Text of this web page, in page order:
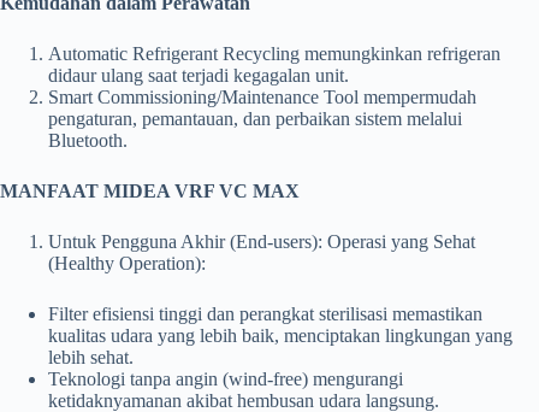
Automatic Refrigerant Recycling memungkinkan refrigeran
didaur ulang saat terjadi kegagalan unit.
Smart Commissioning/Maintenance Tool mempermudah
pengaturan, pemantauan, dan perbaikan sistem melalui
Bluetooth.
MANFAAT MIDEA VRF VC MAX
Untuk Pengguna Akhir (End-users): Operasi yang Sehat
(Healthy Operation):
Filter efisiensi tinggi dan perangkat sterilisasi memastikan
kualitas udara yang lebih baik, menciptakan lingkungan yang
lebih sehat.
Teknologi tanpa angin (wind-free) mengurangi
ketidaknyamanan akibat hembusan udara langsung.